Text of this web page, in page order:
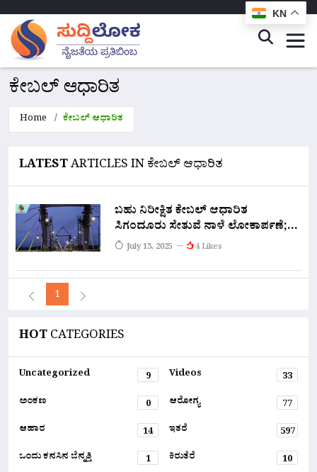
ಕೇಬಲ್ ಆಧಾರಿತ
Home ಕೇಬಲ್ ಆಧಾರಿತ
LATESTARTICLES IN ಕೇಬಲ್ ಆಧಾರಿತ
ಬಹು ನಿರೀಕ್ಷಿತ ಕೇಬಲ್ ಆಧಾರಿತ
ಸಿಗಂದೂರು ಸೇತುವೆ ನಾಳೆ ಲೋಕಾರ್ಪಣೆ;
ಲಾಂಚ್ ಅವಲಂಬನೆಗೆ ಬೀಳಲಿದೆ ತೆರೆ
July 13, 2025 4 Likes
1
HOTCATEGORIES
Uncategorized 9 Videos
33
ಅಂಕಣ
0 ಆರೋಗ್ಯ
77
ಆಹಾರ
14 ಇತರೆ
597
ಒಂದು ಕನಸಿನ ಬೆನ್ನತ್ತಿ
1 ಕಿರುತೆರೆ
10
KN